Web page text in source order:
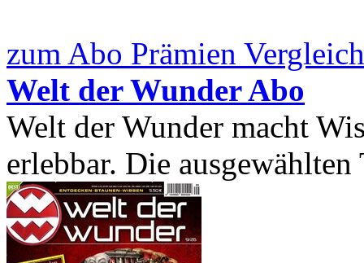
zum Abo Prämien
Welt der Wunder Abo
Welt der Wunder macht
erlebbar. Die